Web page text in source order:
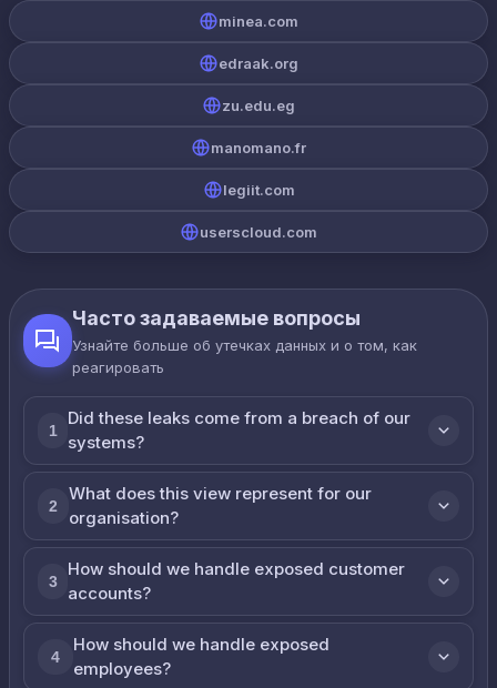
minea.com
edraak.org
zu.edu.eg
manomano.fr
legiit.com
userscloud.com
Часто задаваемые вопросы
Узнайте больше об утечках данных и о том, как
реагировать
1
Did these leaks come from a breach of our
systems?
2
What does this view represent for our
organisation?
3
How should we handle exposed customer
accounts?
4
How should we handle exposed
employees?